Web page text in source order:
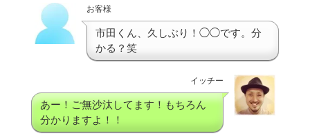
お客様
市田くん、久しぶり！◯◯です。分
かる？笑
イッチー
あー！ご無沙汰してます！もちろん
分かりますよ！！